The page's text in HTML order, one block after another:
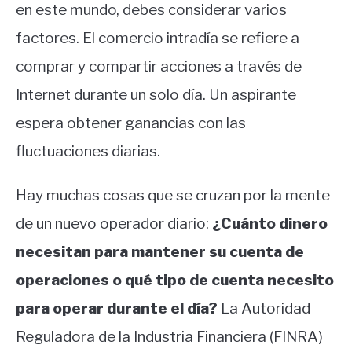
en este mundo, debes considerar varios
factores. El comercio intradía se refiere a
comprar y compartir acciones a través de
Internet durante un solo día. Un aspirante
espera obtener ganancias con las
fluctuaciones diarias.
Hay muchas cosas que se cruzan por la mente
de un nuevo operador diario: ¿Cuánto dinero
necesitan para mantener su cuenta de
operaciones o qué tipo de cuenta necesito
para operar durante el día? La Autoridad
Reguladora de la Industria Financiera (FINRA)